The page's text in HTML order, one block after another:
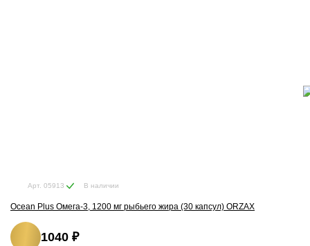
Арт. 05913 В наличии
Ocean Plus Омега-3, 1200 мг рыбьего жира (30 капсул) ORZAX
1040 ₽